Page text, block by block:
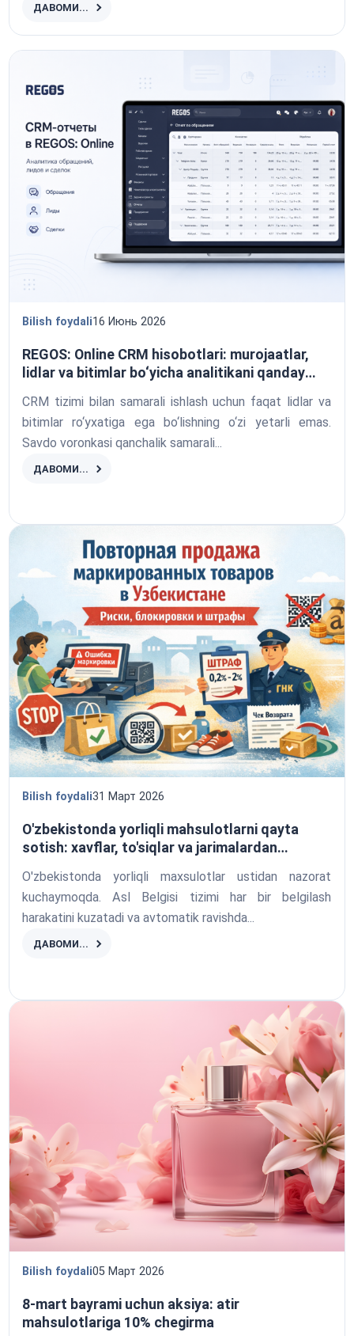
ДАВОМИ...
REGOS: Online CRM hisobotlari: murojaatlar,
lidlar va bitimlar bo‘yicha analitikani qanday
Bilish foydali16 Июнь 2026
CRM tizimi bilan samarali ishlash uchun faqat lidlar va
bitimlar ro‘yxatiga ega bo‘lishning o‘zi yetarli emas.
Savdo voronkasi qanchalik samarali...
ДАВОМИ...
O'zbekistonda yorliqli mahsulotlarni qayta
sotish: xavflar, to'siqlar va jarimalardan
Bilish foydali31 Март 2026
O'zbekistonda yorliqli maxsulotlar ustidan nazorat
kuchaymoqda. Asl Belgisi tizimi har bir belgilash
harakatini kuzatadi va avtomatik ravishda...
ДАВОМИ...
8-mart bayrami uchun aksiya: atir
mahsulotlariga 10% chegirma
Bilish foydali05 Март 2026